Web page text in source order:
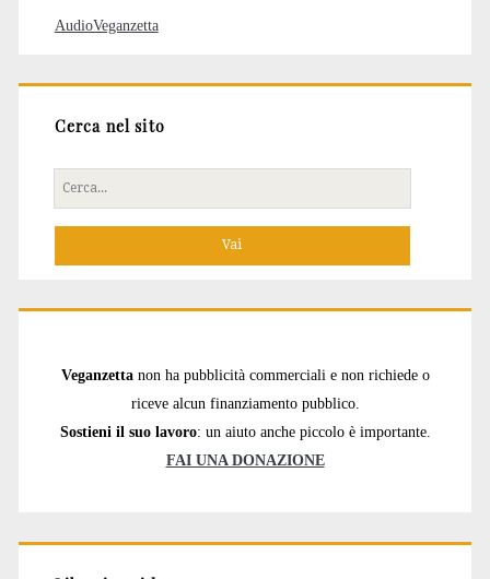
AudioVeganzetta
Cerca nel sito
Cerca
per:
Veganzetta non ha pubblicità commerciali e non richiede o
riceve alcun finanziamento pubblico.
Sostieni il suo lavoro: un aiuto anche piccolo è importante.
FAI UNA DONAZIONE